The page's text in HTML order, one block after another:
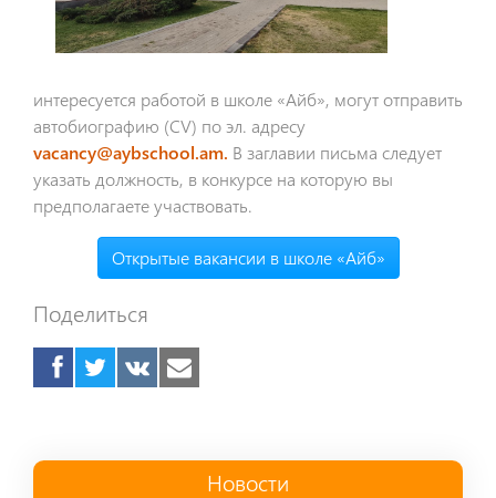
интересуется работой в школе «Айб», могут отправить
автобиографию (CV) по эл. адресу
vacancy@aybschool.am. В заглавии письма следует
указать должность, в конкурсе на которую вы
предполагаете участвовать.
Открытые вакансии в школе «Айб»
Поделиться
Новости